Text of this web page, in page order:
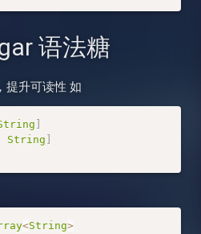
语法糖
提升可读性 如
String
<String>